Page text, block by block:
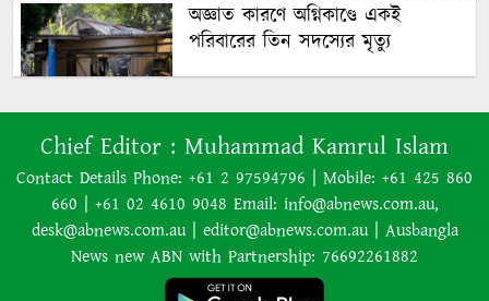
অজ্ঞাত কারণে অগ্নিকাণ্ডে একই
পরিবারের তিন সদস্যের মৃত্যু
অনেক ইতিবাচক অগ্রগতি ঘটেছে:
পররাষ্ট্রমন্ত্রীর সঙ্গে বৈঠকের পর ট্রাম্পের
বিশেষ দূত
আমাকে গ্রেপ্তারের চেষ্টা রুখে দিতে
প্রস্তুত ‘স্পেশাল ফোর্স’
Chief Editor : Muhammad Kamrul Islam
Contact Details Phone: +61 2 97594796 | Mobile: +61 425 860
660 | +61 02 4610 9048 Email: info@abnews.com.au,
desk@abnews.com.au | editor@abnews.com.au | Ausbangla
News new ABN with Partnership: 76692261882